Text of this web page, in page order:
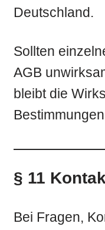
Deutschland.
Sollten
AGB
bleibt die
§ 11
Bei Fragen,